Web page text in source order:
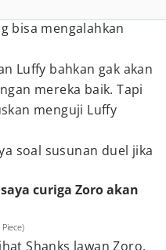
bisa mengalahkan
Luffy bahkan gak akan
mereka baik. Tapi
menguji Luffy
soal susunan duel jika
curiga Zoro akan
Shanks lawan Zoro.